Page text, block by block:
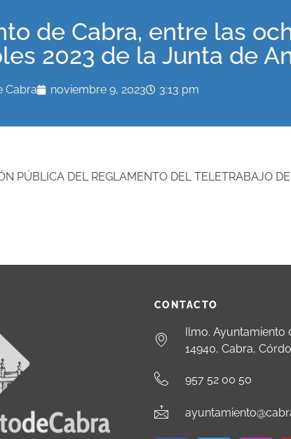
de Cabra, entre las
2023 de la Junta de
Cabra noviembre 9, 2023 3:13 pm
PÚBLICA DEL REGLAMENTO DEL TELETRABAJO
CONTACTO
Ilmo. Ayuntamiento
14940, Cabra,
957 52 00 50